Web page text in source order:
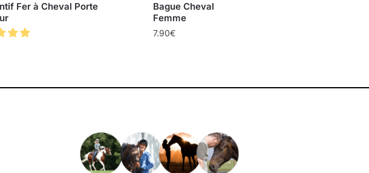
Fer à Cheval Porte
Bague Cheval
Femme
7.90€